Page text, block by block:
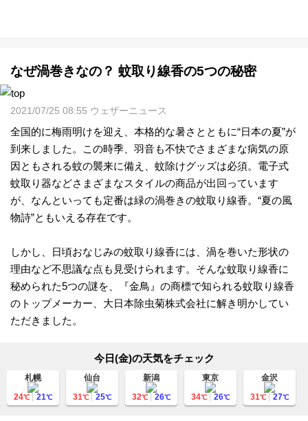
なぜ渦巻きなの？ 蚊取り線香の5つの秘密
2021/07/25 08:55 ウェザーニュース
全国的に梅雨明けを迎え、本格的な暑さとともに“日本の夏”が
到来しました。この時季、羽音も不快でさまざまな病気の原
因ともされる蚊の襲来に備え、蚊除けグッズは必須。電子式
蚊取り器などさまざまなスタイルの商品が出回っています
が、なんといっても定番は緑の渦巻きの蚊取り線香。“夏の風
物詩”ともいえる存在です。
しかし、日頃おなじみの蚊取り線香には、渦を巻いた形状の
理由など不思議な点も見受けられます。そんな蚊取り線香に
秘められた5つの謎を、『金鳥』の商標で知られる蚊取り線香
のトップメーカー、大日本除虫菊株式会社に解き明かしてい
ただきました。
今日(金)の天気をチェック
札幌
24℃ 21℃
仙台
31℃ 25℃
新潟
32℃ 26℃
東京
34℃ 26℃
金沢
31℃ 27℃